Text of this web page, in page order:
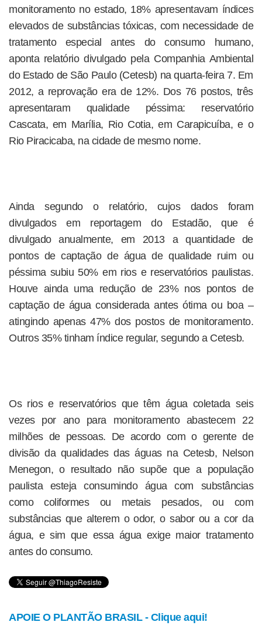
monitoramento no estado, 18% apresentavam índices
elevados de substâncias tóxicas, com necessidade de
tratamento especial antes do consumo humano,
aponta relatório divulgado pela Companhia Ambiental
do Estado de São Paulo (Cetesb) na quarta-feira 7. Em
2012, a reprovação era de 12%. Dos 76 postos, três
apresentaram qualidade péssima: reservatório
Cascata, em Marília, Rio Cotia, em Carapicuíba, e o
Rio Piracicaba, na cidade de mesmo nome.
Ainda segundo o relatório, cujos dados foram
divulgados em reportagem do Estadão, que é
divulgado anualmente, em 2013 a quantidade de
pontos de captação de água de qualidade ruim ou
péssima subiu 50% em rios e reservatórios paulistas.
Houve ainda uma redução de 23% nos pontos de
captação de água considerada antes ótima ou boa –
atingindo apenas 47% dos postos de monitoramento.
Outros 35% tinham índice regular, segundo a Cetesb.
Os rios e reservatórios que têm água coletada seis
vezes por ano para monitoramento abastecem 22
milhões de pessoas. De acordo com o gerente de
divisão da qualidades das águas na Cetesb, Nelson
Menegon, o resultado não supõe que a população
paulista esteja consumindo água com substâncias
como coliformes ou metais pesados, ou com
substâncias que alterem o odor, o sabor ou a cor da
água, e sim que essa água exige maior tratamento
antes do consumo.
APOIE O PLANTÃO BRASIL - Clique aqui!